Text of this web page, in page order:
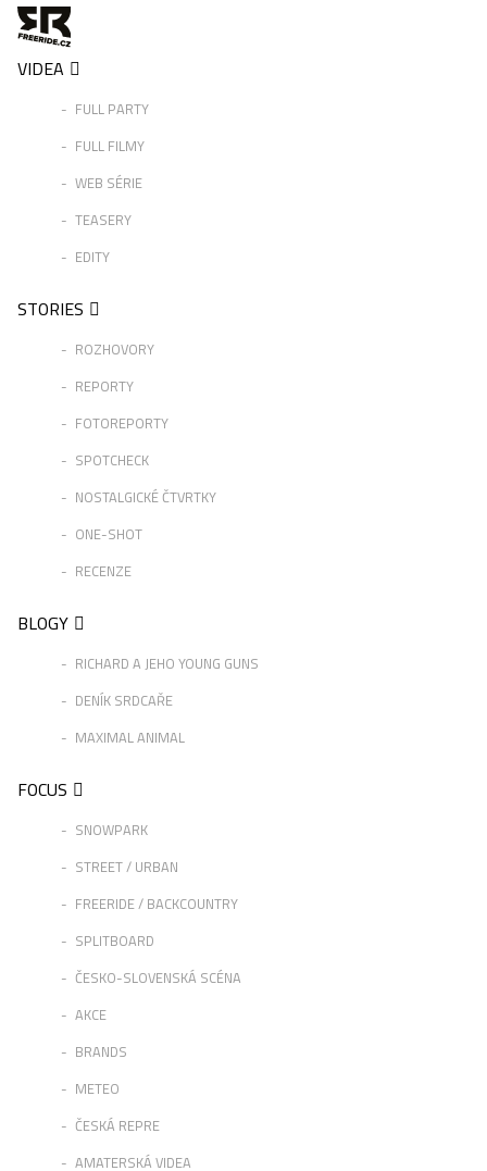
VIDEA
FULL PARTY
FULL FILMY
WEB SÉRIE
TEASERY
EDITY
STORIES
ROZHOVORY
REPORTY
FOTOREPORTY
SPOTCHECK
NOSTALGICKÉ ČTVRTKY
ONE-SHOT
RECENZE
BLOGY
RICHARD A JEHO YOUNG GUNS
DENÍK SRDCAŘE
MAXIMAL ANIMAL
FOCUS
SNOWPARK
STREET / URBAN
FREERIDE / BACKCOUNTRY
SPLITBOARD
ČESKO-SLOVENSKÁ SCÉNA
AKCE
BRANDS
METEO
ČESKÁ REPRE
AMATERSKÁ VIDEA